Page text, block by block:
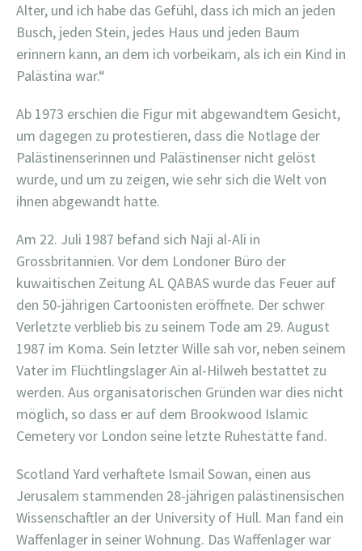
Alter, und ich habe das Gefühl, dass ich mich an jeden
Busch, jeden Stein, jedes Haus und jeden Baum
erinnern kann, an dem ich vorbeikam, als ich ein Kind in
Palästina war.“
Ab 1973 erschien die Figur mit abgewandtem Gesicht,
um dagegen zu protestieren, dass die Notlage der
Palästinenserinnen und Palästinenser nicht gelöst
wurde, und um zu zeigen, wie sehr sich die Welt von
ihnen abgewandt hatte.
Am 22. Juli 1987 befand sich Naji al-Ali in
Grossbritannien. Vor dem Londoner Büro der
kuwaitischen Zeitung AL QABAS wurde das Feuer auf
den 50-jährigen Cartoonisten eröffnete. Der schwer
Verletzte verblieb bis zu seinem Tode am 29. August
1987 im Koma. Sein letzter Wille sah vor, neben seinem
Vater im Flüchtlingslager Ain al-Hilweh bestattet zu
werden. Aus organisatorischen Gründen war dies nicht
möglich, so dass er auf dem Brookwood Islamic
Cemetery vor London seine letzte Ruhestätte fand.
Scotland Yard verhaftete Ismail Sowan, einen aus
Jerusalem stammenden 28-jährigen palästinensischen
Wissenschaftler an der University of Hull. Man fand ein
Waffenlager in seiner Wohnung. Das Waffenlager war